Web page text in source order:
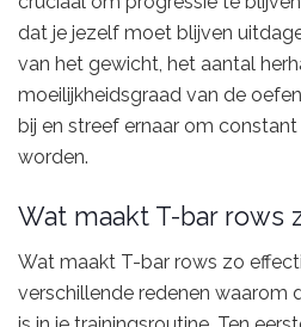
dat je jezelf moet blijven
van het gewicht, het aantal
moeilijkheidsgraad van de
bij en streef ernaar om
worden.
Wat maakt T-bar rows
Wat maakt T-bar rows zo
verschillende redenen waarom